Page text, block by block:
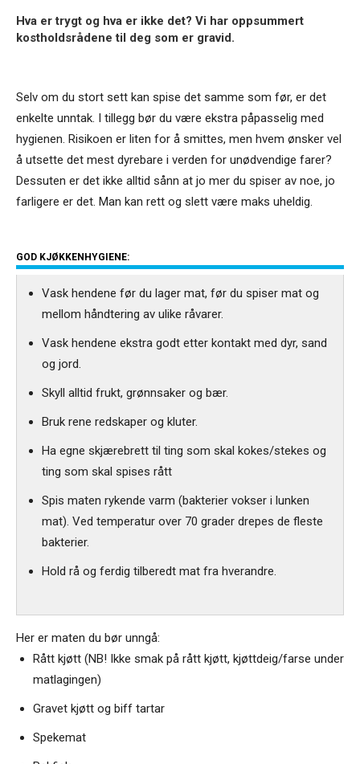
Hva er trygt og hva er ikke det? Vi har oppsummert
kostholdsrådene til deg som er gravid.
Selv om du stort sett kan spise det samme som før, er det
enkelte unntak. I tillegg bør du være ekstra påpasselig med
hygienen. Risikoen er liten for å smittes, men hvem ønsker vel
å utsette det mest dyrebare i verden for unødvendige farer?
Dessuten er det ikke alltid sånn at jo mer du spiser av noe, jo
farligere er det. Man kan rett og slett være maks uheldig.
GOD KJØKKENHYGIENE:
Vask hendene før du lager mat, før du spiser mat og
mellom håndtering av ulike råvarer.
Vask hendene ekstra godt etter kontakt med dyr, sand
og jord.
Skyll alltid frukt, grønnsaker og bær.
Bruk rene redskaper og kluter.
Ha egne skjærebrett til ting som skal kokes/stekes og
ting som skal spises rått
Spis maten rykende varm (bakterier vokser i lunken
mat). Ved temperatur over 70 grader drepes de fleste
bakterier.
Hold rå og ferdig tilberedt mat fra hverandre.
Her er maten du bør unngå:
Rått kjøtt (NB! Ikke smak på rått kjøtt, kjøttdeig/farse under
matlagingen)
Gravet kjøtt og biff tartar
Spekemat